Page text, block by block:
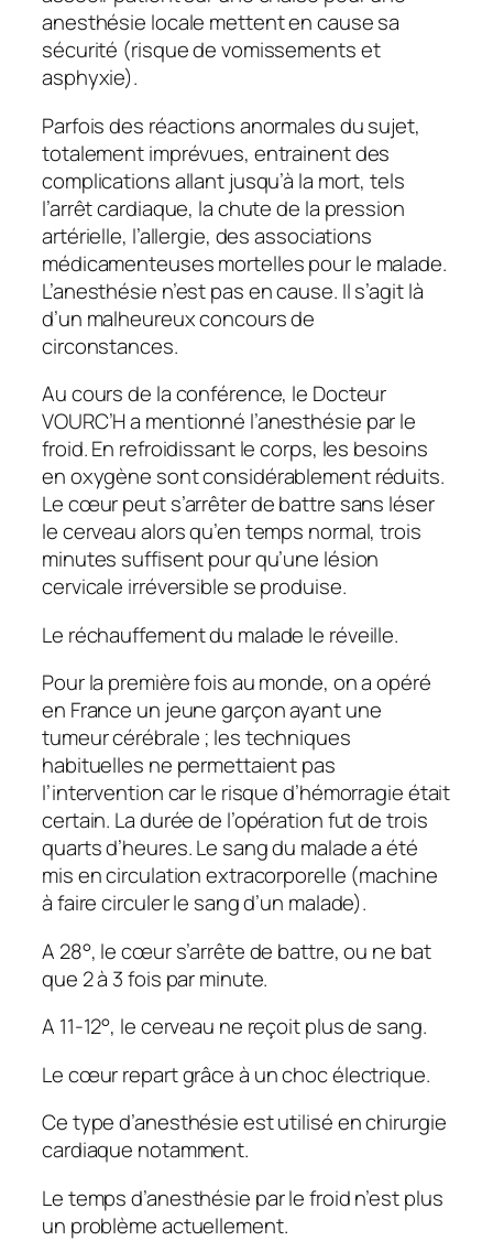
anesthésie locale mettent en cause sa
sécurité (risque de vomissements et
asphyxie).
Parfois des réactions anormales du sujet,
totalement imprévues, entrainent des
complications allant jusqu’à la mort, tels
l’arrêt cardiaque, la chute de la pression
artérielle, l’allergie, des associations
médicamenteuses mortelles pour le malade.
L’anesthésie n’est pas en cause. Il s’agit là
d’un malheureux concours de
circonstances.
Au cours de la conférence, le Docteur
VOURC’H a mentionné l’anesthésie par le
froid. En refroidissant le corps, les besoins
en oxygène sont considérablement réduits.
Le cœur peut s’arrêter de battre sans léser
le cerveau alors qu’en temps normal, trois
minutes suffisent pour qu’une lésion
cervicale irréversible se produise.
Le réchauffement du malade le réveille.
Pour la première fois au monde, on a opéré
en France un jeune garçon ayant une
tumeur cérébrale ; les techniques
habituelles ne permettaient pas
l’intervention car le risque d’hémorragie était
certain. La durée de l’opération fut de trois
quarts d’heures. Le sang du malade a été
mis en circulation extracorporelle (machine
à faire circuler le sang d’un malade).
A 28°, le cœur s’arrête de battre, ou ne bat
que 2 à 3 fois par minute.
A 11-12°, le cerveau ne reçoit plus de sang.
Le cœur repart grâce à un choc électrique.
Ce type d’anesthésie est utilisé en chirurgie
cardiaque notamment.
Le temps d’anesthésie par le froid n’est plus
un problème actuellement.